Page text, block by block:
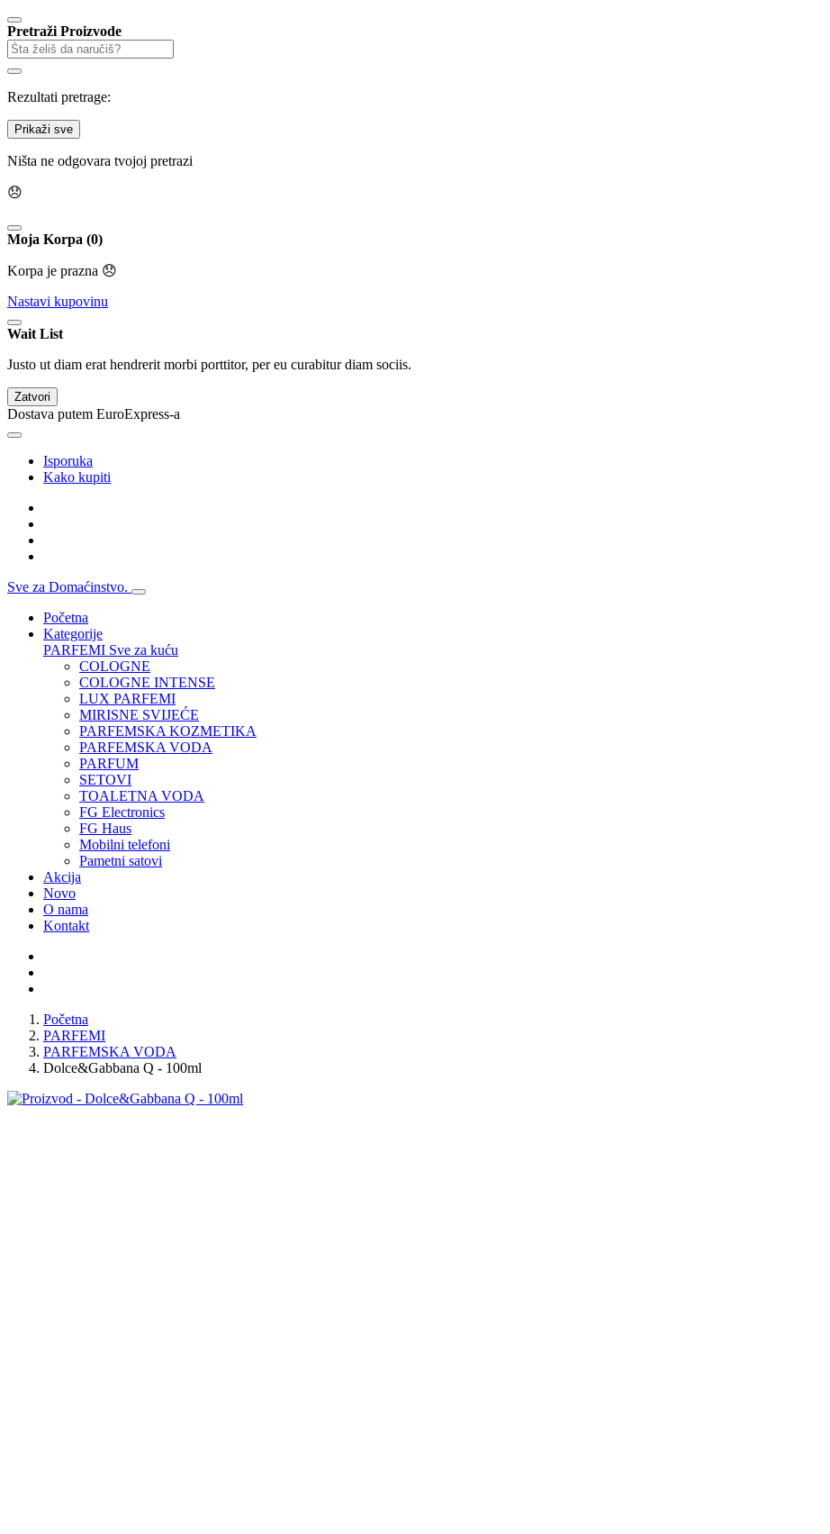
Pretraži Proizvode
Rezultati pretrage:
Prikaži sve
Ništa ne odgovara tvojoj pretrazi
😞
Moja Korpa (0)
Korpa je prazna 😞
Nastavi kupovinu
Wait List
Justo ut diam erat hendrerit morbi porttitor, per eu curabitur diam sociis.
Zatvori
Dostava putem EuroExpress-a
Isporuka
Kako kupiti
Sve za Domaćinstvo.
Početna
Kategorije
PARFEMI Sve za kuću
COLOGNE
COLOGNE INTENSE
LUX PARFEMI
MIRISNE SVIJEĆE
PARFEMSKA KOZMETIKA
PARFEMSKA VODA
PARFUM
SETOVI
TOALETNA VODA
FG Electronics
FG Haus
Mobilni telefoni
Pametni satovi
Akcija
Novo
O nama
Kontakt
Početna
PARFEMI
PARFEMSKA VODA
Dolce&Gabbana Q - 100ml